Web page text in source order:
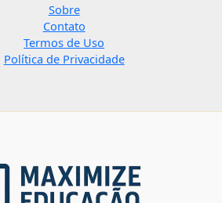
Sobre
Contato
Termos de Uso
Política de Privacidade